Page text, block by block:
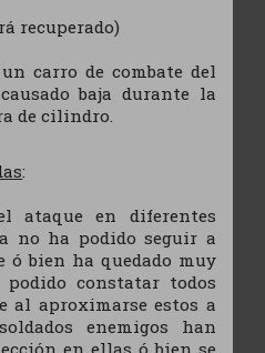
recuperado)
carro de combate del
baja durante la
de cilindro.
:
ataque en diferentes
no ha podido seguir a
ó bien ha quedado muy
podido constatar todos
al aproximarse estos a
enemigos han